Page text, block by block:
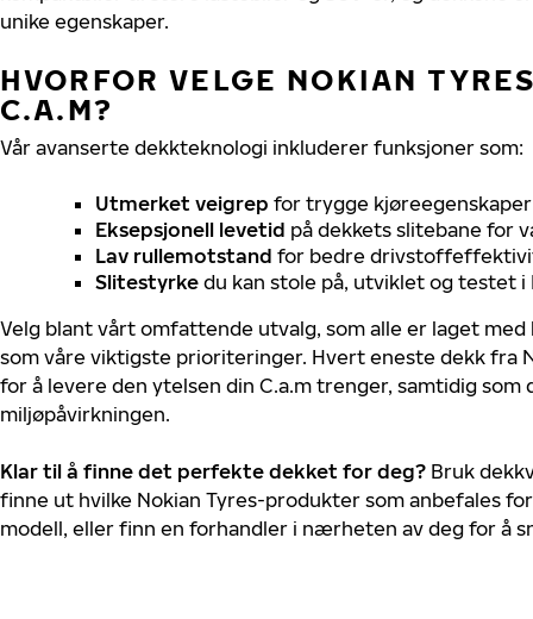
unike egenskaper.
HVORFOR VELGE NOKIAN
C.A.M?
Vår avanserte dekkteknologi inkluderer funksjoner som:
Utmerket veigrep for trygge
Eksepsjonell levetid på dekkets slitebane for
Lav rullemotstand for bedre
Slitestyrke du kan stole på, utviklet og testet i
Velg blant vårt omfattende utvalg, som alle er laget
som våre viktigste prioriteringer. Hvert eneste dekk fra
for å levere den ytelsen din C.a.m trenger, samtidig som
miljøpåvirkningen.
Klar til å finne det perfekte dekket for deg? Bruk
finne ut hvilke Nokian Tyres-produkter som anbefales
modell, eller finn en forhandler i nærheten av deg for å